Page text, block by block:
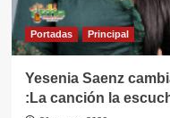
Portadas Principal
Yesenia Saenz
:La canción la